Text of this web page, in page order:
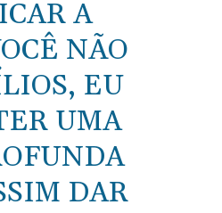
A
NÃO
EU
UMA
DAR